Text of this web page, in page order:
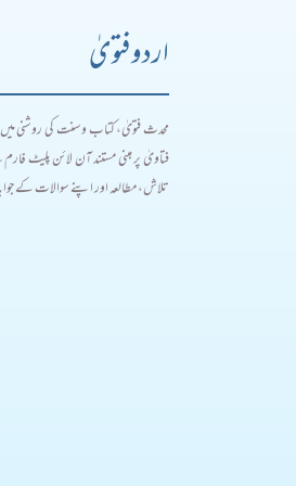
اردو فتویٰ
محدث فتویٰ، کتاب و سنت کی روشنی میں
فتاویٰ پر مبنی مستند آن لائن پلیٹ
تلاش، مطالعہ اور اپنے سوالات کے